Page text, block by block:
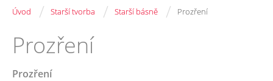
Úvod / Starší tvorba / Starší básně / Prozření
Prozření
Prozření